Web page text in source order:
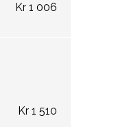
Kr 1 006
Kr 1 510